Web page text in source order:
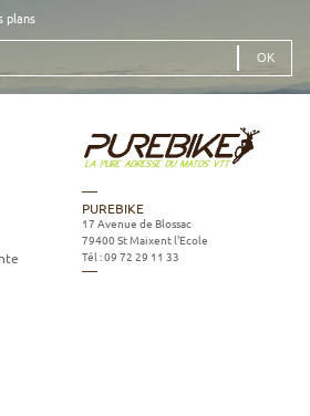
plans
PUREBIKE
17 Avenue de Blossac
79400 St Maixent l'Ecole
Tél :09 72 29 11 33